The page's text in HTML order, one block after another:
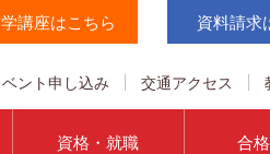
講座はこちら 資料請求
ント申し込み 交通アクセス
資格・就職 合